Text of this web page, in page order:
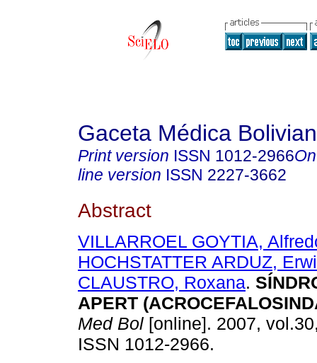
Gaceta Médica
Print version ISSN 1012-2966
line version ISSN 2227-3662
Abstract
VILLARROEL GOYTIA,
HOCHSTATTER ARDUZ,
CLAUSTRO, Roxana.
APERT
Med Bol [online]. 2007,
ISSN 1012-2966.